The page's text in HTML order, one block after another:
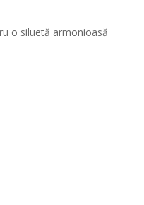
o siluetă armonioasă